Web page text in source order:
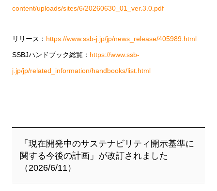
content/uploads/sites/6/20260630_01_ver.3.0.pdf
リリース： https://www.ssb-j.jp/jp/news_release/405989.html
SSBJハンドブック総覧： https://www.ssb-
j.jp/jp/related_information/handbooks/list.html
「現在開発中のサステナビリティ開示基準に
関する今後の計画」が改訂されました
（2026/6/11）